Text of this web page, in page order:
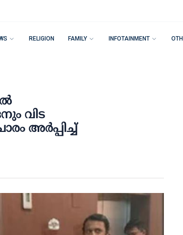
RELIGION FAMILY INFOTAINMENT
വിട
അർപ്പിച്ച്